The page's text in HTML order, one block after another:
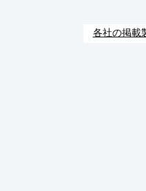
各社の掲載